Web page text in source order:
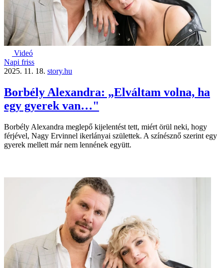
Videó
Napi friss
2025. 11. 18. story.hu
Borbély Alexandra: „Elváltam volna, ha
egy gyerek van…"
Borbély Alexandra meglepő kijelentést tett, miért örül neki, hogy
férjével, Nagy Ervinnel ikerlányai születtek. A színésznő szerint egy
gyerek mellett már nem lennének együtt.